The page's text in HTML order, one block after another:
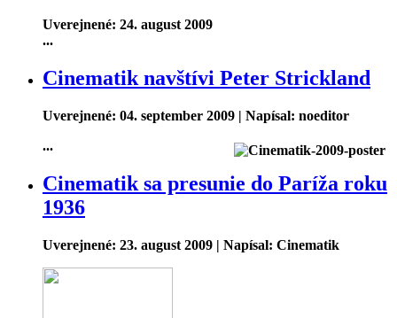
Uverejnené: 24. august 2009
...
Cinematik navštívi Peter Strickland
Uverejnené: 04. september 2009 | Napísal: noeditor
...
Cinematik sa presunie do Paríža roku
1936
Uverejnené: 23. august 2009 | Napísal: Cinematik